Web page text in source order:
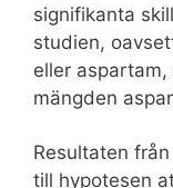
signifikanta
studien,
eller
mängden
Resultaten
till hypotesen